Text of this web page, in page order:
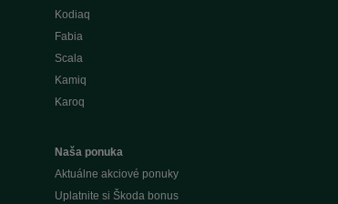
Kodiaq
Fabia
Scala
Kamiq
Karoq
Naša ponuka
Aktuálne akciové ponuky
Uplatnite si Škoda bonus